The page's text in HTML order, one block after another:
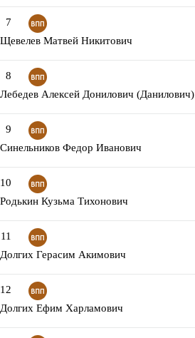
7
Щевелев Матвей Никитович
8
Лебедев Алексей Донилович (Данилович)
9
Синельников Федор Иванович
10
Родькин Кузьма Тихонович
11
Долгих Герасим Акимович
12
Долгих Ефим Харламович